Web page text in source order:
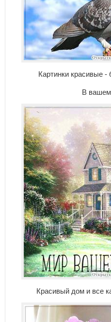
Картинки красивые -
В
Красивый дом и все